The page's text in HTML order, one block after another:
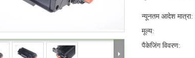
न्यूनतम आदेश मात्रा:
मूल्य:
पैकेजिंग विवरण: